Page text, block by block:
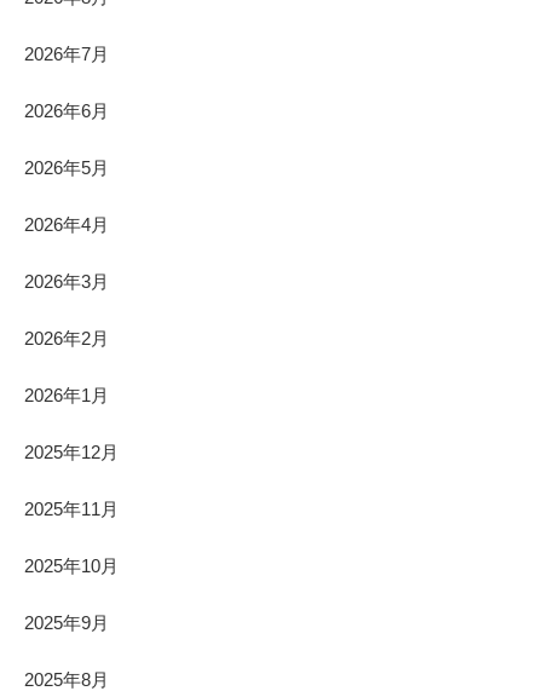
2026年7月
2026年6月
2026年5月
2026年4月
2026年3月
2026年2月
2026年1月
2025年12月
2025年11月
2025年10月
2025年9月
2025年8月